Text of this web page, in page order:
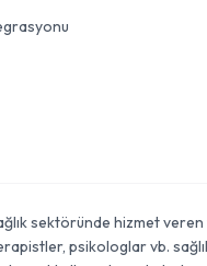
sektöründe hizmet veren
psikologlar vb.